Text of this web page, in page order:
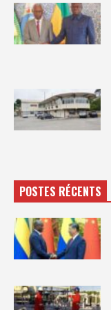
POSTES RÉCENTS